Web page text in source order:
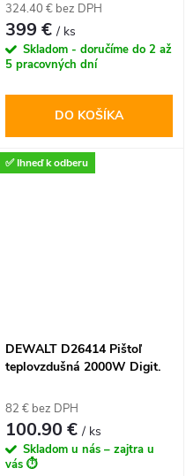
324.40 € bez DPH
399 €/ ks
Skladom - doručíme do 2 až
5 pracovných dní
DO KOŠÍKA
✅ Ihneď k odberu
DEWALT D26414 Pištoľ
teplovzdušná 2000W Digit.
hodnôt
82 € bez DPH
100.90 €/ ks
Skladom u nás – zajtra u
vás ⏱️